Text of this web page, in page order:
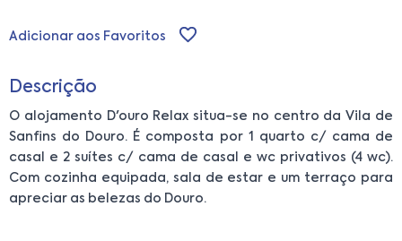
Adicionar aos Favoritos
Descrição
O alojamento D'ouro Relax situa-se no centro da Vila de
Sanfins do Douro. É composta por 1 quarto c/ cama de
casal e 2 suítes c/ cama de casal e wc privativos (4 wc).
Com cozinha equipada, sala de estar e um terraço para
apreciar as belezas do Douro.